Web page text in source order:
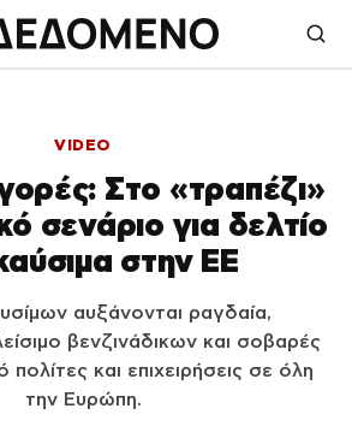
VIDEO
Στο «τραπέζι»
σενάριο για δελτίο
στην ΕΕ
αυξάνονται ραγδαία,
βενζινάδικων και σοβαρές
πολίτες και επιχειρήσεις σε όλη
την Ευρώπη.